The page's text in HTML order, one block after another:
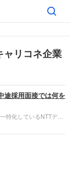
ャリコネ企業
途採用面接では何を
特化しているNTTデー
と違い、これまでの仕
れるほか、キャリアシ